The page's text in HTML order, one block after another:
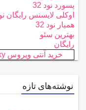
پسورد نود 32
اوکلی لایسنس رایگان نود
همیار نود 32
بهترین سئو
رایگان
خرید آنتی ویروس Kaspersky
نوشته‌های تازه